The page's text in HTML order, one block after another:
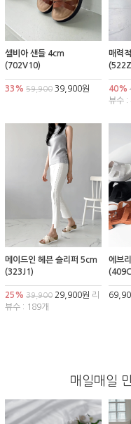
셀비아 샌들 4cm
(702V10)
33% 59,900 39,900원
매력
40%
뷰수 :
메이드인 헤븐 슬리퍼 5cm
(323J1)
25% 39,900 29,900원 리
뷰수 : 189개
에브
매일매일